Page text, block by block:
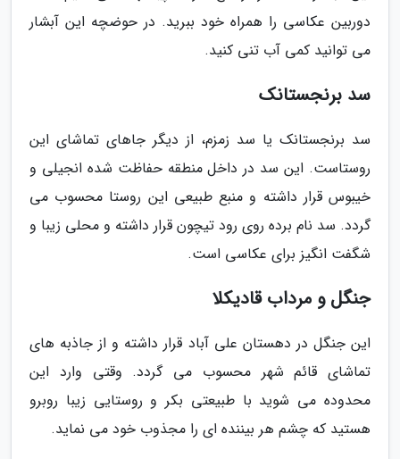
دوربین عکاسی را همراه خود ببرید. در حوضچه این آبشار
می توانید کمی آب تنی کنید.
سد برنجستانک
سد برنجستانک یا سد زمزم، از دیگر جاهای تماشای این
روستاست. این سد در داخل منطقه حفاظت شده انجیلی و
خیبوس قرار داشته و منبع طبیعی این روستا محسوب می
گردد. سد نام برده روی رود تیچون قرار داشته و محلی زیبا و
شگفت انگیز برای عکاسی است.
جنگل و مرداب قادیکلا
این جنگل در دهستان علی آباد قرار داشته و از جاذبه های
تماشای قائم شهر محسوب می گردد. وقتی وارد این
محدوده می شوید با طبیعتی بکر و روستایی زیبا روبرو
هستید که چشم هر بیننده ای را مجذوب خود می نماید.